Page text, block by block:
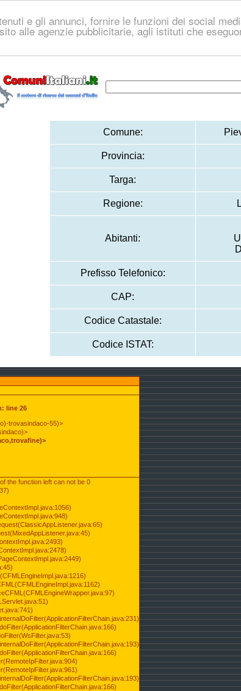
e gli annunci, fornire le funzioni dei social
alle agenzie pubblicitarie, agli istituti che
Comune:
Provincia:
Targa:
Regione:
Abitanti:
Prefisso Telefonico:
CAP:
Codice Catastale:
Codice ISTAT:
line 26
trovasindaco-55)>
the function left can not be 0